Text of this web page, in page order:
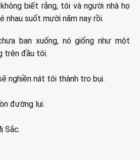
biết rằng, tôi và người nhà họ
nhau suốt mười năm nay rồi.
ban xuống, nó giống như một
trên đầu tôi.
nghiền nát tôi thành tro bụi.
đường lui.
Sắc.